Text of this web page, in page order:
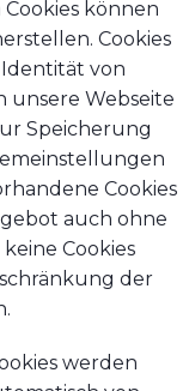
können
Cookies
von
unsere Webseite
Speicherung
Cookies
auch ohne
Cookies
der
werden